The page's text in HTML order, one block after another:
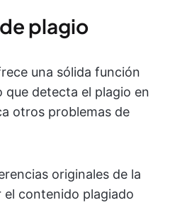
plagio
una sólida función
que detecta el plagio en
otros problemas de
originales de la
contenido plagiado